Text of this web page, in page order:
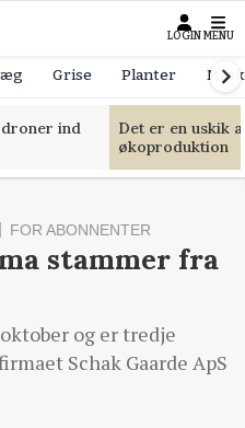
LOGIN MENU
Grise Planter
ind
Det er en uskik
økoproduktion
FOR ABONNENTER
stammer fra
og er tredje
Schak Gaarde ApS